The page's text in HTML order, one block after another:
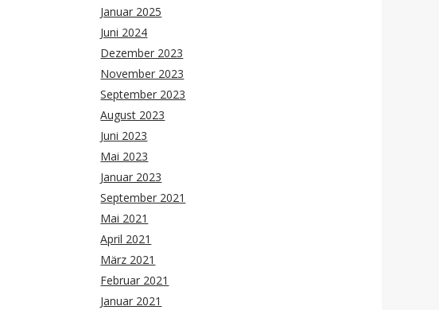
Januar 2025
Juni 2024
Dezember 2023
November 2023
September 2023
August 2023
Juni 2023
Mai 2023
Januar 2023
September 2021
Mai 2021
April 2021
März 2021
Februar 2021
Januar 2021